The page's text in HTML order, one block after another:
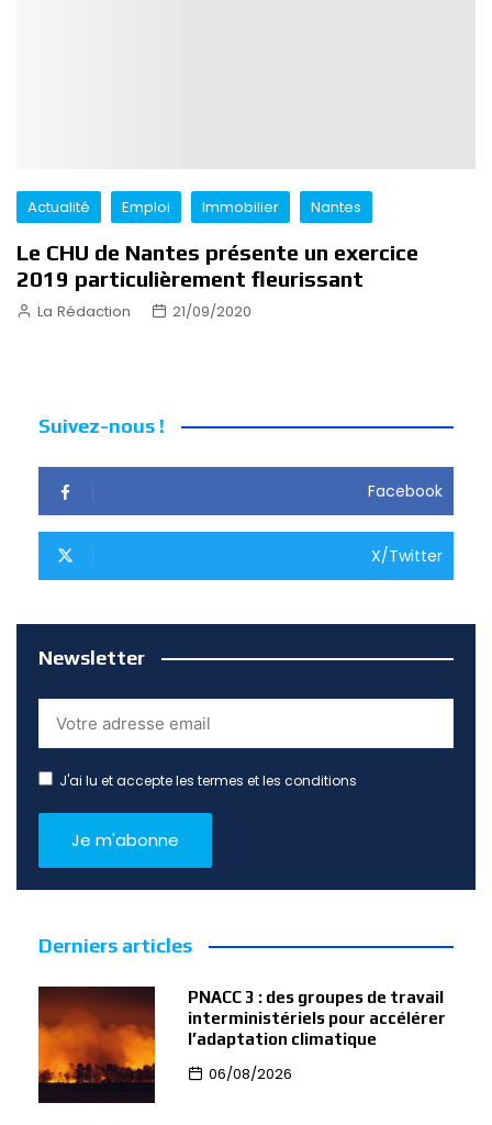
Actualité Emploi Immobilier Nantes
Le CHU de Nantes présente un exercice
2019 particulièrement fleurissant
La Rédaction 21/09/2020
Suivez-nous !
Facebook
X/Twitter
Newsletter
J'ai lu et accepte les termes et les conditions
Derniers articles
PNACC 3 : des groupes de travail
interministériels pour accélérer
l’adaptation climatique
06/08/2026